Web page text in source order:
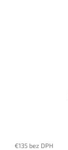
€135 bez DPH